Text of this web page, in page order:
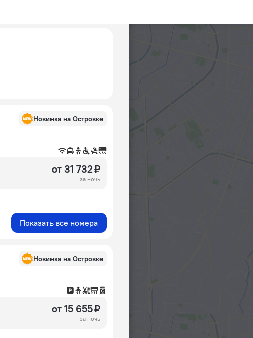
Новинка на Островке
от 31 732 ₽
за ночь
Показать все номера
Новинка на Островке
от 15 655 ₽
за ночь